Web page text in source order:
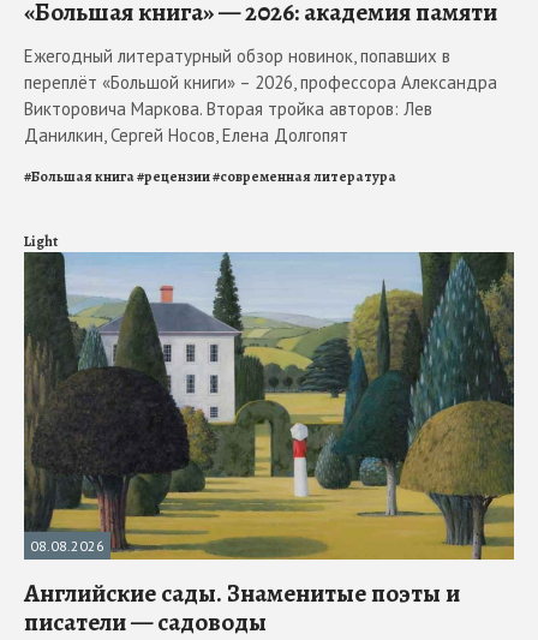
«Большая книга» — 2026: академия памяти
Ежегодный литературный обзор новинок, попавших в
переплёт «Большой книги» – 2026, профессора Александра
Викторовича Маркова. Вторая тройка авторов: Лев
Данилкин, Сергей Носов, Елена Долгопят
#Большая книга#рецензии#современная литература
Light
08.08.2026
Английские сады. Знаменитые поэты и
писатели — садоводы